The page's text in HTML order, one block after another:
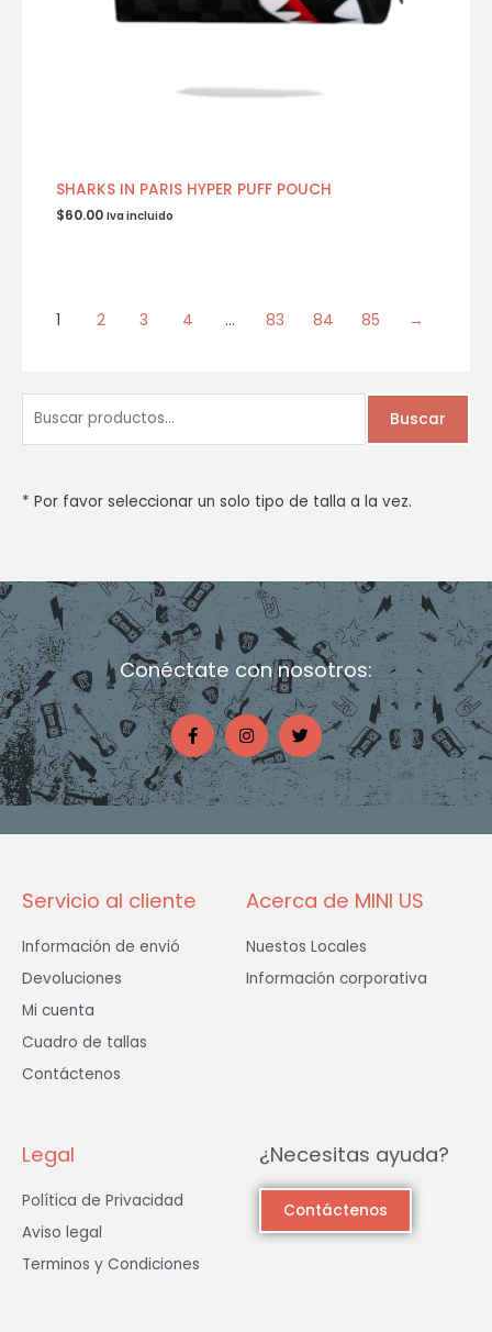
c
p
r
:
Buscar
* Por favor seleccionar un solo tipo de talla a la vez.
SHARKS IN PARIS HYPER PUFF POUCH
$60.00 Iva incluido
1 2 3 4 … 83 84 85 →
Conéctate con nosotros:
F
a
c
e
b
o
o
-
I
n
s
t
a
g
r
m
T
w
i
t
t
e
Servicio al cliente
Información de envió
Devoluciones
Mi cuenta
Cuadro de tallas
Contáctenos
Acerca de MINI US
Nuestos Locales
Información corporativa
Legal
Política de Privacidad
Aviso legal
Terminos y Condiciones
¿Necesitas ayuda?
Contáctenos